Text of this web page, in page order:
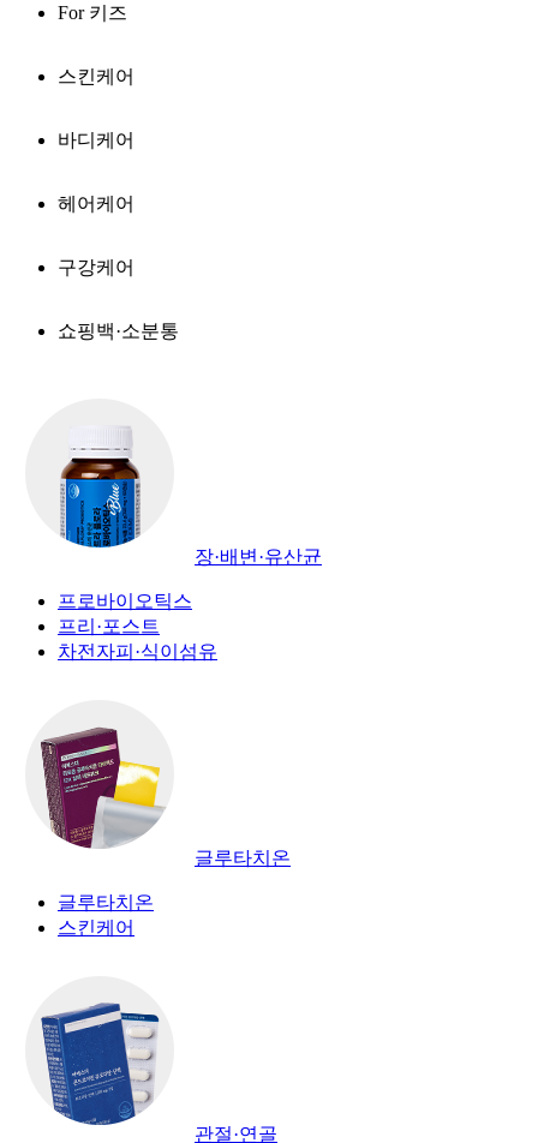
For 키즈
스킨케어
바디케어
헤어케어
구강케어
쇼핑백·소분통
장·배변·유산균
프로바이오틱스
프리·포스트
차전자피·식이섬유
글루타치온
글루타치온
스킨케어
관절·연골